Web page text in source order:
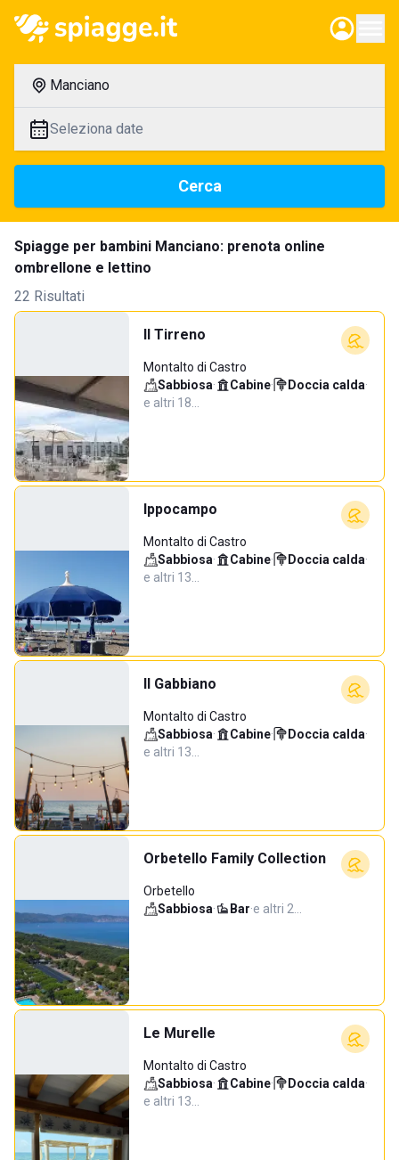
Manciano
Seleziona date
Cerca
Spiagge per bambini Manciano: prenota online
ombrellone e lettino
22 Risultati
Il Tirreno
Montalto di Castro
Sabbiosa· Cabine· Doccia calda·
e altri 18…
Ippocampo
Montalto di Castro
Sabbiosa· Cabine· Doccia calda·
e altri 13…
Il Gabbiano
Montalto di Castro
Sabbiosa· Cabine· Doccia calda·
e altri 13…
Orbetello Family Collection
Orbetello
Sabbiosa· Bar·e altri 2…
Le Murelle
Montalto di Castro
Sabbiosa· Cabine· Doccia calda·
e altri 13…